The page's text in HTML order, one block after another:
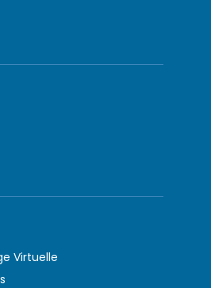
Virtuelle